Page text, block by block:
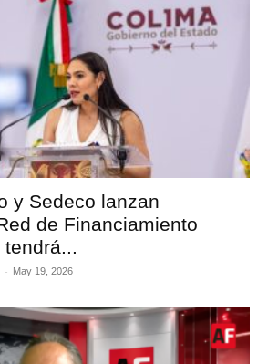
y Sedeco lanzan
de Financiamiento
- May 19, 2026